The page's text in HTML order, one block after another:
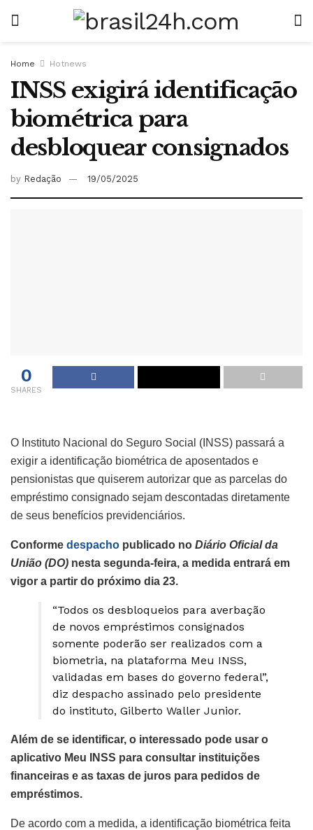
Home Hotnews
INSS exigirá identificação
biométrica para
desbloquear consignados
by Redação 19/05/2025
0
SHARES
O Instituto Nacional do Seguro Social (INSS) passará a
exigir a identificação biométrica de aposentados e
pensionistas que quiserem autorizar que as parcelas do
empréstimo consignado sejam descontadas diretamente
de seus benefícios previdenciários.
Conforme despacho publicado no Diário Oficial da
União (DO) nesta segunda-feira, a medida entrará em
vigor a partir do próximo dia 23.
“Todos os desbloqueios para averbação
de novos empréstimos consignados
somente poderão ser realizados com a
biometria, na plataforma Meu INSS,
validadas em bases do governo federal”,
diz despacho assinado pelo presidente
do instituto, Gilberto Waller Junior.
Além de se identificar, o interessado pode usar o
aplicativo Meu INSS para consultar instituições
financeiras e as taxas de juros para pedidos de
empréstimos.
De acordo com a medida, a identificação biométrica feita